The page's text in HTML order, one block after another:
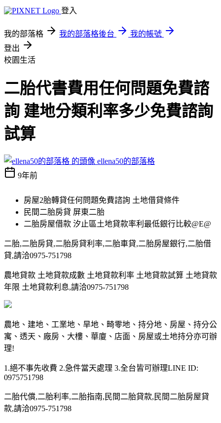
登入
我的部落格 我的部落格後台
我的帳號
登出
校園生活
二胎代書費用任何問題免費諮
詢 建地分類利率多少免費諮詢
試算
ellena50的部落格
9年前
房屋2胎轉貸任何問題免費諮詢 土地借貸條件
民間二胎房貸 屏東二胎
二胎房屋借款 汐止區土地貸款率利最低銀行比較@E@
二胎,二胎房貸,二胎房貸利率,二胎車貸,二胎房屋銀行,二胎借
貸,請洽0975-751798
農地貸款 土地貸款成數 土地貸款利率 土地貸款試算 土地貸款
年限 土地貸款利息,請洽0975-751798
農地、建地、工業地、旱地、畸零地、持分地、房屋、持分公
寓、透天、廠房、大樓、華廈、店面、房屋或土地持分亦可辦
理!
1.絕不事先收費 2.急件當天處理 3.全台皆可辦理LINE ID:
0975751798
二胎代償,二胎利率,二胎指南,民間二胎貸款,民間二胎房屋貸
款,請洽0975-751798